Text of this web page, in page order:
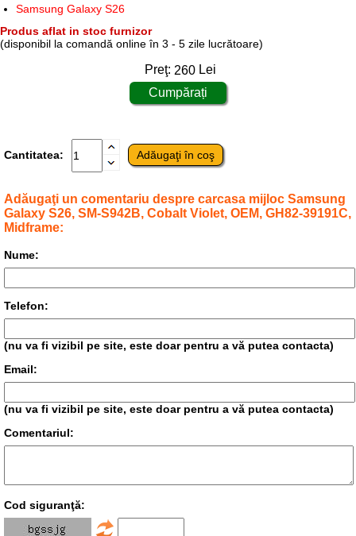
Samsung Galaxy S26
Produs aflat in stoc furnizor
(disponibil la comandă online în 3 - 5 zile lucrătoare)
Preţ: 260Lei
Cantitatea:
Adăugaţi un comentariu despre carcasa mijloc Samsung
Galaxy S26, SM-S942B, Cobalt Violet, OEM, GH82-39191C,
Midframe:
Nume:
Telefon:
(nu va fi vizibil pe site, este doar pentru a vă putea contacta)
Email:
(nu va fi vizibil pe site, este doar pentru a vă putea contacta)
Comentariul:
Cod siguranţă: